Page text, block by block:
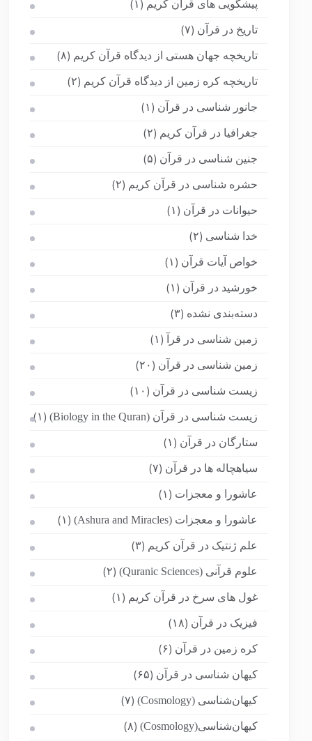
پیشگویی های قرآن کریم (۱)
تاریخ در قرآن (۷)
تاریخچه جهان هستی از دیدگاه قرآن کریم (۸)
تاریخچه کره زمین از دیدگاه قرآن کریم (۲)
جانور شناسی در قرآن (۱)
جغرافیا در قرآن کریم (۲)
جنین شناسی در قرآن (۵)
حشره شناسی در قرآن کریم (۲)
حیوانات در قرآن (۱)
خدا شناسی (۲)
خواص آیات قرآن (۱)
خورشید در قرآن (۱)
دسته‌بندی نشده (۳)
زمین شناسی در قرآ (۱)
زمین شناسی در قرآن (۲۰)
زیست شناسی در قرآن (۱۰)
زیست شناسی در قرآن (Biology in the Quran) (۱)
ستارگان در قرآن (۱)
سیاهچاله ها در قرآن (۷)
عاشورا و معجزات (۱)
عاشورا و معجزات (Ashura and Miracles) (۱)
علم ژنتیک در قرآن کریم (۳)
علوم قرآنی (Quranic Sciences) (۲)
غول های سرخ در قرآن کریم (۱)
فیزیک در قرآن (۱۸)
کره زمین در قرآن (۶)
کیهان شناسی در قرآن (۶۵)
کیهان‌شناسی (Cosmology) (۷)
کیهان‌شناسی(Cosmology) (۸)